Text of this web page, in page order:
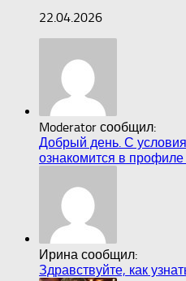
22.04.2026
Moderator сообщил:
Добрый день. С
ознакомится в профиле
Ирина сообщил:
Здравствуйте, как